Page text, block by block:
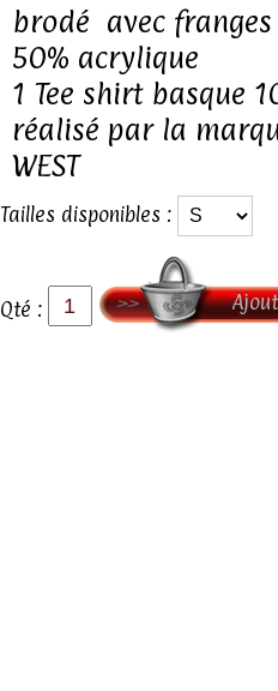
brodé avec
50% acrylique
1 Tee shirt basque
réalisé par la
WEST
Tailles disponibles :
Qté :